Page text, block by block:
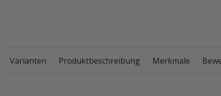
Varianten Produktbeschreibung Merkmale